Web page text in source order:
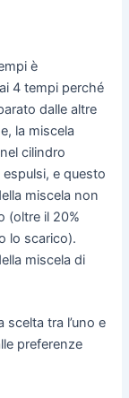
è
4 tempi perché
dalle altre
la miscela
cilindro
e questo
miscela non
(oltre il 20%
lo scarico).
miscela di
tra l’uno e
preferenze